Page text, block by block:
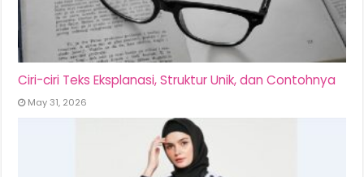
Ciri-ciri Teks Eksplanasi, Struktur Unik, dan Contohnya
May 31, 2026